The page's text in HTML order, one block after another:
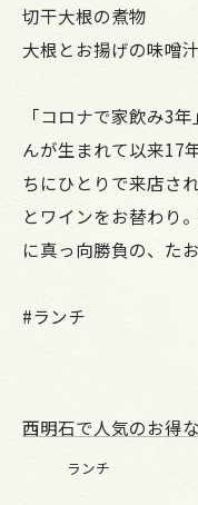
切干大根の煮物
大根とお揚げの味噌汁
「コロナで家飲み3
んが生まれて以来17
ちにひとりで来店さ
とワインをお替わり
に真っ向勝負の、た
#ランチ
西明石で人気のお得
ランチ